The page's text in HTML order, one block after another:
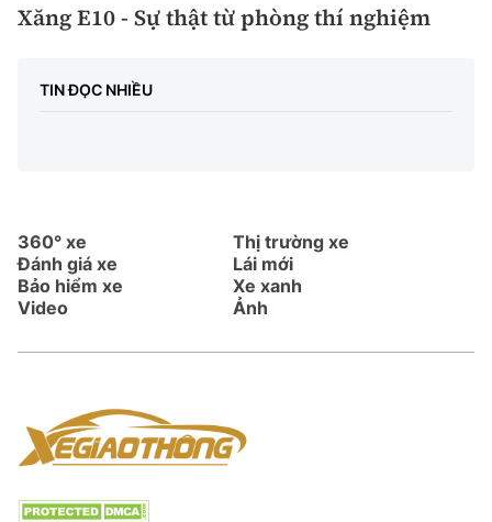
Xăng E10 - Sự thật từ phòng thí nghiệm
TIN ĐỌC NHIỀU
360° xe
Thị trường xe
Đánh giá xe
Lái mới
Bảo hiểm xe
Xe xanh
Video
Ảnh